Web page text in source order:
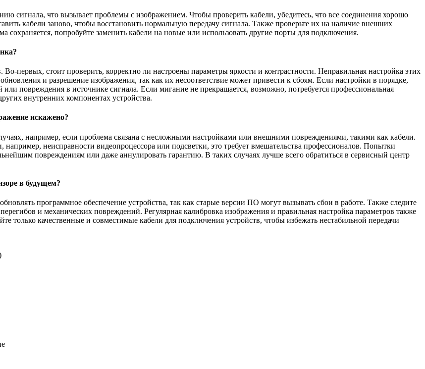
сигнала, что вызывает проблемы с изображением. Чтобы проверить кабели, убедитесь, что все соединения хорошо
кабели заново, чтобы восстановить нормальную передачу сигнала. Также проверьте их на наличие внешних
попробуйте заменить кабели на новые или использовать другие порты для подключения.
первых, стоит проверить, корректно ли настроены параметры яркости и контрастности. Неправильная настройка этих
и разрешение изображения, так как их несоответствие может привести к сбоям. Если настройки в порядке,
повреждения в источнике сигнала. Если мигание не прекращается, возможно, потребуется профессиональная
внутренних компонентах устройства.
искажено?
например, если проблема связана с несложными настройками или внешними повреждениями, такими как кабели.
неисправности видеопроцессора или подсветки, это требует вмешательства профессионалов. Попытки
повреждениям или даже аннулировать гарантию. В таких случаях лучше всего обратиться в сервисный центр
в будущем?
программное обеспечение устройства, так как старые версии ПО могут вызывать сбои в работе. Также следите
и механических повреждений. Регулярная калибровка изображения и правильная настройка параметров также
только качественные и совместимые кабели для подключения устройств, чтобы избежать нестабильной передачи